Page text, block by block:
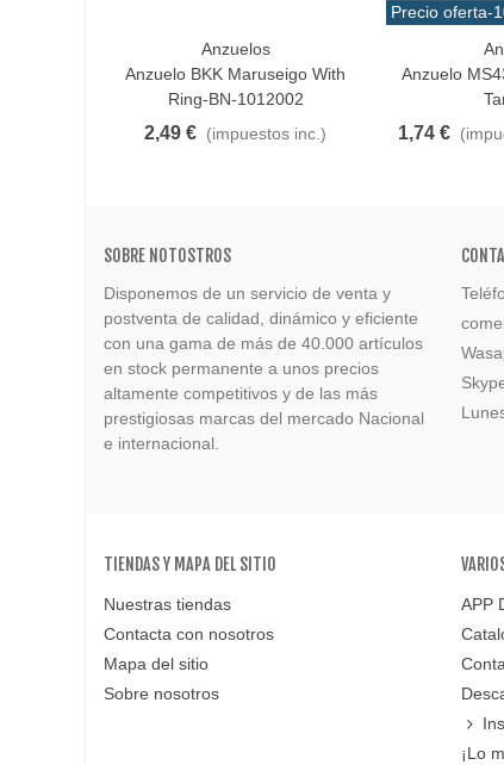
FavoritoAnzuelos
Anzuelo BKK Maruseigo With
Ring-BN-1012002
2,49 € (impuestos inc.)
Precio oferta-
Favorito
Anzuelo
1,74 €
SOBRE NOTOSTROS
Disponemos de un servicio de venta y
postventa de calidad, dinámico y eficiente
con una gama de más de 40.000 artículos
en stock permanente a unos precios
altamente competitivos y de las más
prestigiosas marcas del mercado Nacional
e internacional.
TIENDAS Y MAPA DEL SITIO
Nuestras tiendas
Contacta con nosotros
Mapa del sitio
Sobre nosotros
APP
¡Lo